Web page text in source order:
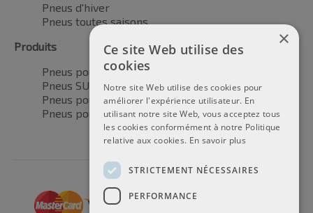
Pneus d'hiver
Pneus toutes saisons
Produits
Pneus pour voitures
Pneus SUV / 4x4
Pneus pour camionnettes
Pneus pour motos
×
Ce site Web utilise des
cookies
Notre site Web utilise des cookies pour
améliorer l'expérience utilisateur. En
utilisant notre site Web, vous acceptez tous
les cookies conformément à notre Politique
relative aux cookies. En savoir plus
STRICTEMENT NÉCESSAIRES
PERFORMANCE